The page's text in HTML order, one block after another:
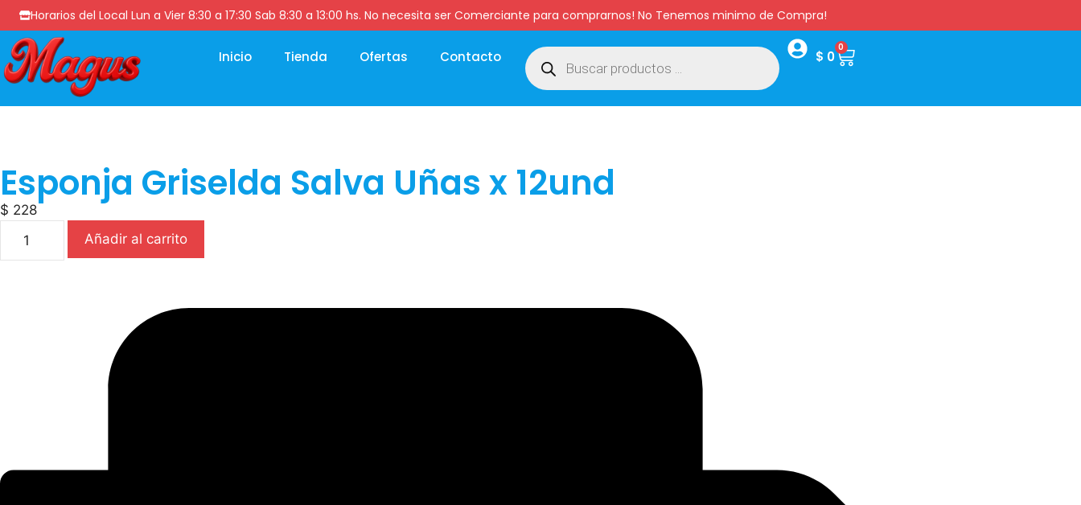
Horarios del Local Lun a Vier 8:30 a 17:30 Sab 8:30 a 13:00 hs. No necesita ser Comerciante para comprarnos! No Tenemos minimo de Compra!
Inicio Tienda Ofertas Contacto $ 0
0
Esponja Griselda Salva Uñas x 12und
$ 228
Añadir al carrito